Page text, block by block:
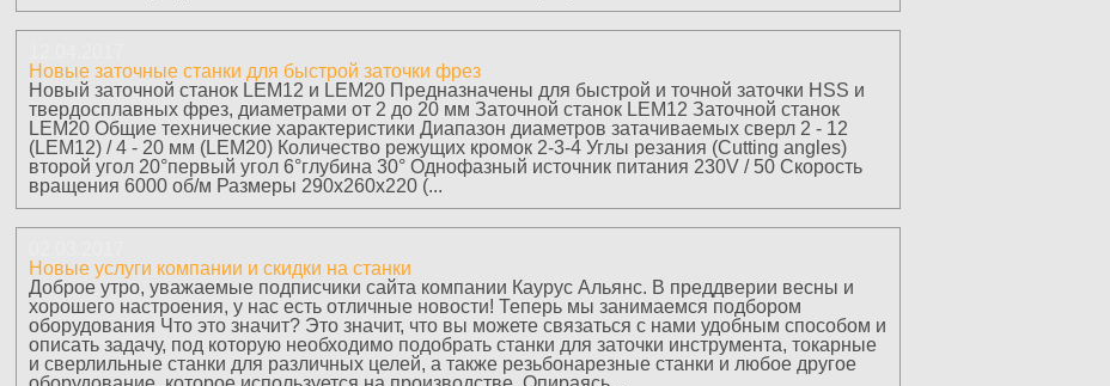
Новые заточные станки для быстрой заточки фрез
Новый заточной станок LEM12 и LEM20 Предназначены для быстрой и точной заточки HSS и
твердосплавных фрез, диаметрами от 2 до 20 мм Заточной станок LEM12 Заточной станок
LEM20 Общие технические характеристики Диапазон диаметров затачиваемых сверл 2 - 12
(LEM12) / 4 - 20 мм (LEM20) Количество режущих кромок 2-3-4 Углы резания (Cutting angles)
второй угол 20°первый угол 6°глубина 30° Однофазный источник питания 230V / 50 Скорость
вращения 6000 об/м Размеры 290х260х220 (...
Новые услуги компании и скидки на станки
Доброе утро, уважаемые подписчики сайта компании Каурус Альянс. В преддверии весны и
хорошего настроения, у нас есть отличные новости! Теперь мы занимаемся подбором
оборудования Что это значит? Это значит, что вы можете связаться с нами удобным способом и
описать задачу, под которую необходимо подобрать станки для заточки инструмента, токарные
и сверлильные станки для различных целей, а также резьбонарезные станки и любое другое